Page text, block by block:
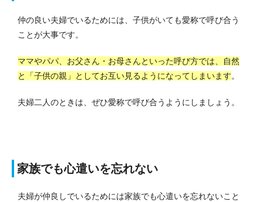
仲の良い夫婦でいるためには、子供がいても愛称で呼び合う
ことが大事です。
ママやパパ、お父さん・お母さんといった呼び方では、自然
と「子供の親」としてお互い見るようになってしまいます。
夫婦二人のときは、ぜひ愛称で呼び合うようにしましょう。
家族でも心遣いを忘れない
夫婦が仲良しでいるためには家族でも心遣いを忘れないこと